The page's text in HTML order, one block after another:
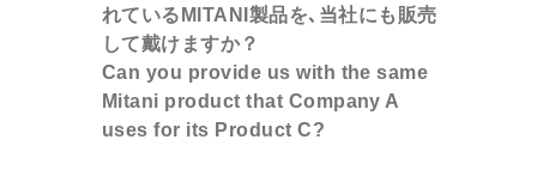
れているMITANI製品を､当社にも販売
して戴けますか？
Can you provide us with the same
Mitani product that Company A
uses for its Product C?